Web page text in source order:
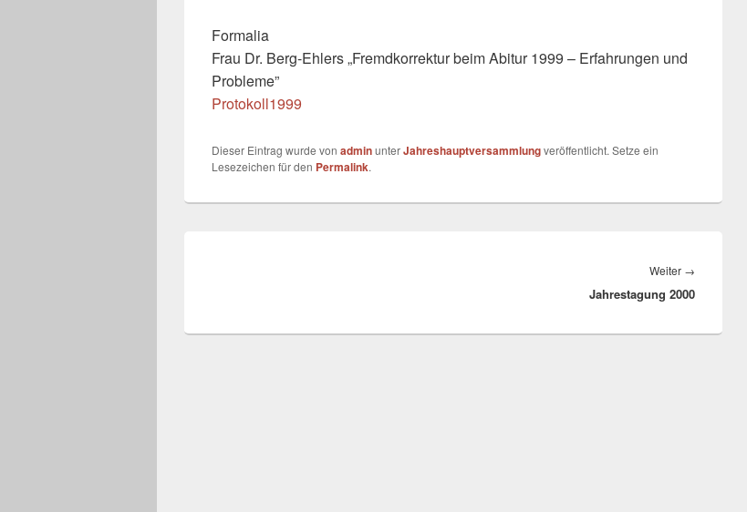
Formalia
Frau Dr. Berg-Ehlers „Fremdkorrektur beim Abitur 1999 – Erfahrungen und
Probleme”
Protokoll1999
Dieser Eintrag wurde von adminunterJahreshauptversammlungveröffentlicht. Setze ein
Lesezeichen für den Permalink.
Weiter →
Beitrag:
Jahrestagung 2000